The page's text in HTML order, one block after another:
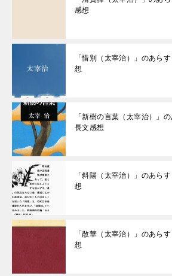
感想
「惜別（太宰治）」のあら
想
「新樹の言葉（太宰治）」
長文感想
「斜陽（太宰治）」のあら
想
「散華（太宰治）」のあら
想